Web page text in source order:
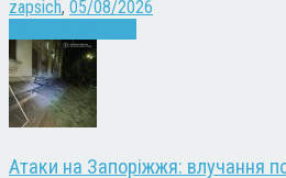
zapsich, 05/08/2026
Атаки на Запоріжжя: влучання по